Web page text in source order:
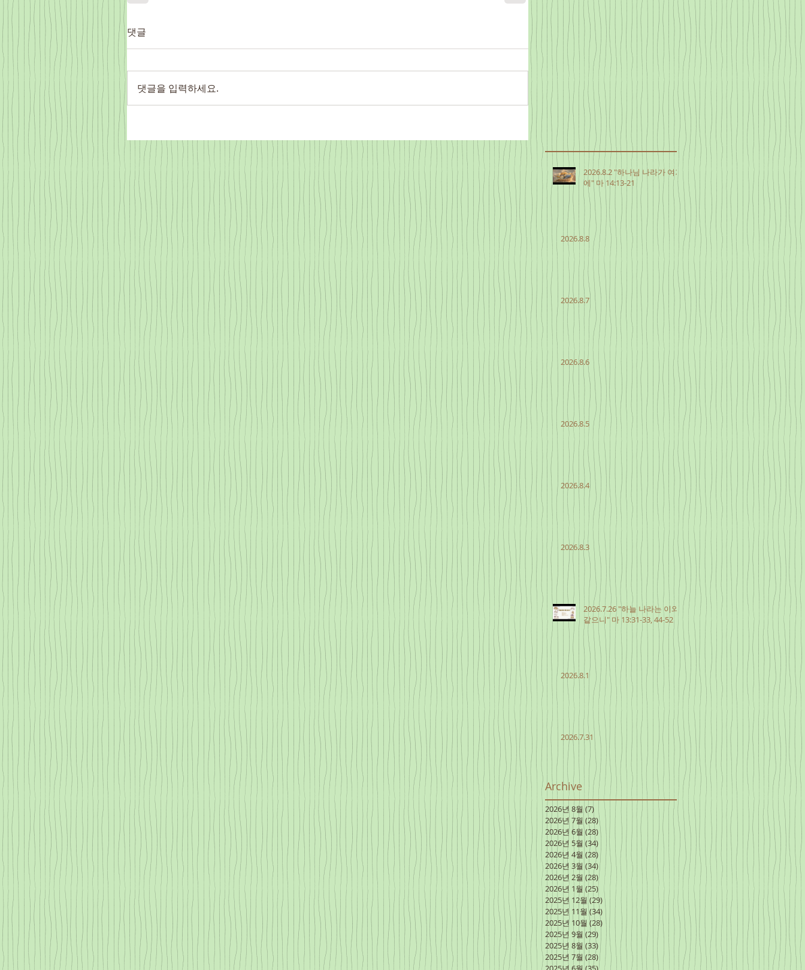
댓글
댓글을 입력하세요.
2026.8.2 "하나님 나라가 여기
에" 마 14:13-21
2026.8.8
2026.8.7
2026.8.6
2026.8.5
2026.8.4
2026.8.3
2026.7.26 "하늘 나라는 이와
같으니" 마 13:31-33, 44-52
2026.8.1
2026.7.31
Archive
2026년 8월 (7) 게시물 7개
2026년 7월 (28)게시물 28개
2026년 6월 (28)게시물 28개
2026년 5월 (34) 게시물 34개
2026년 4월 (28)게시물 28개
2026년 3월 (34)게시물 34개
2026년 2월 (28)게시물 28개
2026년 1월 (25) 게시물 25개
2025년 12월 (29)게시물 29개
2025년 11월 (34) 게시물 34개
2025년 10월 (28) 게시물 28개
2025년 9월 (29) 게시물 29개
2025년 8월 (33)게시물 33개
2025년 7월 (28)게시물 28개